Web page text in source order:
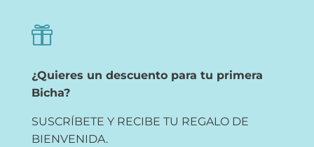

¿Quieres un descuento para tu primera
Bicha?
SUSCRÍBETE Y RECIBE TU REGALO DE
BIENVENIDA.